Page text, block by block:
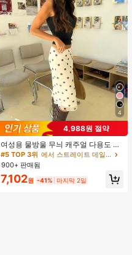
4
4,988원 절약
여성용 물방울 무늬 캐주얼 다용도 데
이트 & 외출 A라인 스커트 봄
#5 TOP 3위
에서 스트레이트 데일리 스커트
900+ 판매됨
7,102원 -41% 마지막 2일